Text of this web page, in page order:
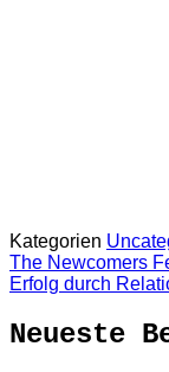
Kategorien
The Newcomers
Erfolg durch
Neueste